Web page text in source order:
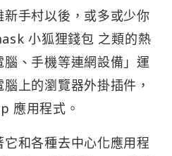
手村以後，或多或少你
小狐狸錢包 之類的熱
、手機等連網設備」運
上的瀏覽器外掛插件，
應用程式。
和各種去中心化應用程